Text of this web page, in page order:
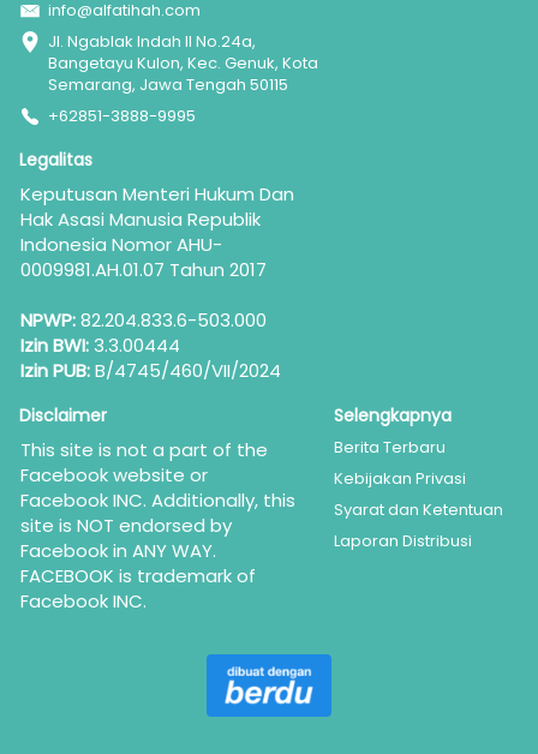
info@alfatihah.com
Jl. Ngablak Indah II No.24a,
Bangetayu Kulon, Kec. Genuk, Kota
Semarang, Jawa Tengah 50115
+62851-3888-9995
Legalitas
Keputusan Menteri Hukum Dan
Hak Asasi Manusia Republik
Indonesia Nomor AHU-
0009981.AH.01.07 Tahun 2017
NPWP: 82.204.833.6-503.000
Izin BWI: 3.3.00444
Izin PUB: B/4745/460/VII/2024
Disclaimer
This site is not a part of the
Facebook website or
Facebook INC. Additionally, this
site is NOT endorsed by
Facebook in ANY WAY.
FACEBOOK is trademark of
Facebook INC.
Selengkapnya
Berita Terbaru
Kebijakan Privasi
Syarat dan Ketentuan
Laporan Distribusi